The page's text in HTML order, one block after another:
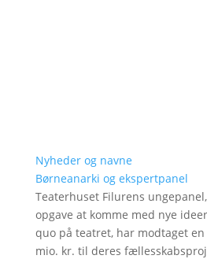
Nyheder og navne
Børneanarki og ekspertpanel
Teaterhuset Filurens
opgave at komme med nye
quo på teatret, har modtaget
mio. kr. til deres